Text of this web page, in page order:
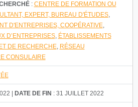
: CENTRE DE FORMATION OU
EXPERT, BUREAU D'ÉTUDES,
D'ENTREPRISES, COOPÉRATIVE,
D’ENTREPRISES, ÉTABLISSEMENTS
DE RECHERCHE, RÉSEAU
CONSULAIRE
| DATE DE FIN : 31 JUILLET 2022